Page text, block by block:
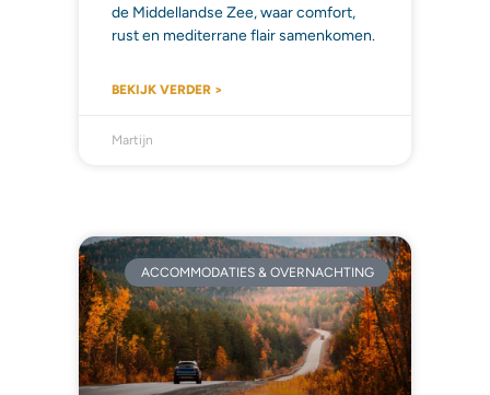
de Middellandse Zee, waar comfort,
rust en mediterrane flair samenkomen.
BEKIJK VERDER >
Martijn
ACCOMMODATIES & OVERNACHTING